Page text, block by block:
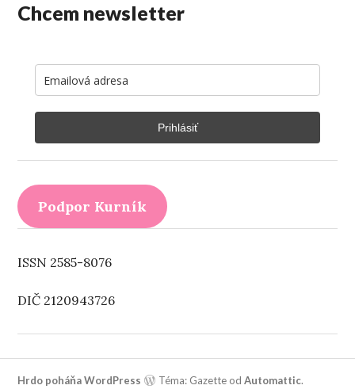
Chcem newsletter
Prihlásiť
Podpor Kurník
ISSN 2585-8076
DIČ 2120943726
Hrdo poháňa WordPress Téma: Gazette odAutomattic.